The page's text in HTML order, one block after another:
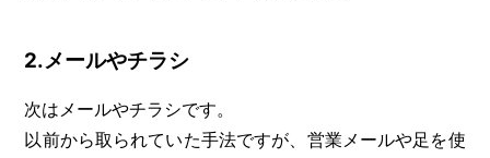
2.メールやチラシ
次はメールやチラシです。
以前から取られていた手法ですが、営業メールや足を使